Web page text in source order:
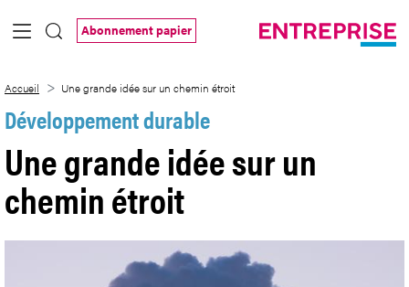
Saut au contenu principal
Abonnement papier
Accueil Une grande idée sur un chemin étroit
Développement durable
Une grande idée sur un
chemin étroit